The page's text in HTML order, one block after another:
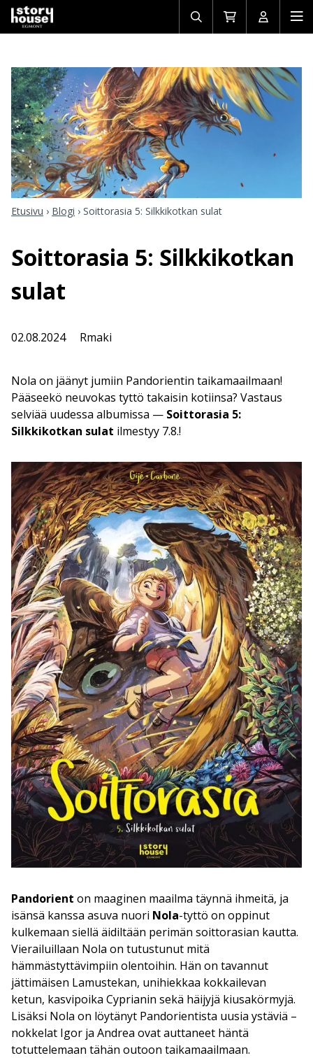
Avaa/sulje
haku
Siirry
ostoskoriin
Avaa/
Etusivu › Blogi › Soittorasia 5: Silkkikotkan sulat
Soittorasia 5: Silkkikotkan
sulat
02.08.2024 Rmaki
Nola on jäänyt jumiin Pandorientin taikamaailmaan!
Pääseekö neuvokas tyttö takaisin kotiinsa? Vastaus
selviää uudessa albumissa — Soittorasia 5:
Silkkikotkan sulat ilmestyy 7.8.!
Pandorient on maaginen maailma täynnä ihmeitä, ja
isänsä kanssa asuva nuori Nola-tyttö on oppinut
kulkemaan siellä äidiltään perimän soittorasian kautta.
Vierailuillaan Nola on tutustunut mitä
hämmästyttävimpiin olentoihin. Hän on tavannut
jättimäisen Lamustekan, unihiekkaa kokkailevan
ketun, kasvipoika Cyprianin sekä häijyjä kiusakörmyjä.
Lisäksi Nola on löytänyt Pandorientista uusia ystäviä –
nokkelat Igor ja Andrea ovat auttaneet häntä
totuttelemaan tähän outoon taikamaailmaan.